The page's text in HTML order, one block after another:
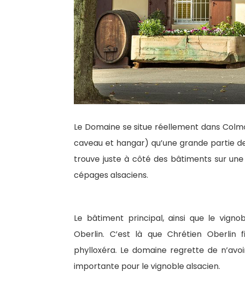
Le Domaine se situe réellement dans
caveau et hangar) qu’une grande partie
trouve juste à côté des bâtiments sur
cépages alsaciens.
Le bâtiment principal, ainsi que le
Oberlin. C’est là que Chrétien
phylloxéra. Le domaine regrette de
importante pour le vignoble alsacien.